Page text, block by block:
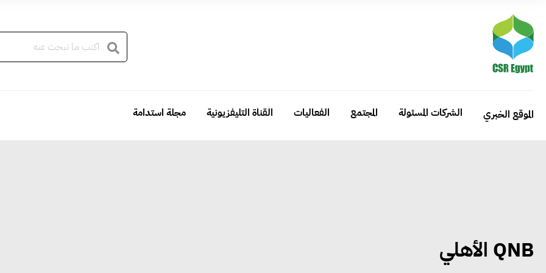
الموقع الخبري الشركات المسئولة المجتمع الفعاليات القناة التليفزيونية مجلة استدامة
QNB الأهلي